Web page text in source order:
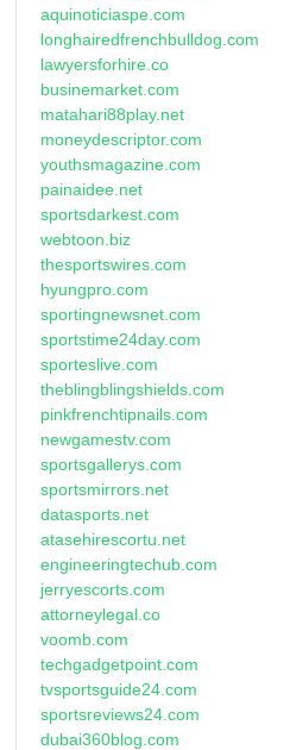
aquinoticiaspe.com
longhairedfrenchbulldog.com
lawyersforhire.co
businemarket.com
matahari88play.net
moneydescriptor.com
youthsmagazine.com
painaidee.net
sportsdarkest.com
webtoon.biz
thesportswires.com
hyungpro.com
sportingnewsnet.com
sportstime24day.com
sporteslive.com
theblingblingshields.com
pinkfrenchtipnails.com
newgamestv.com
sportsgallerys.com
sportsmirrors.net
datasports.net
atasehirescortu.net
engineeringtechub.com
jerryescorts.com
attorneylegal.co
voomb.com
techgadgetpoint.com
tvsportsguide24.com
sportsreviews24.com
dubai360blog.com